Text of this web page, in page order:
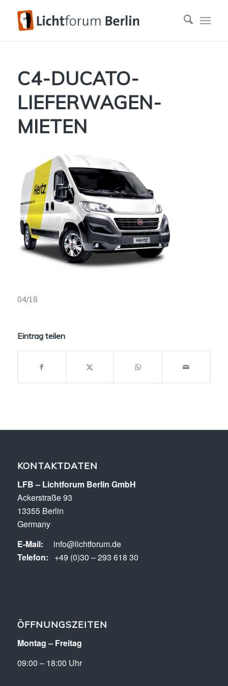
C4-DUCATO-
LIEFERWAGEN-
MIETEN
04/18
Eintrag teilen
KONTAKTDATEN
LFB – Lichtforum Berlin GmbH
Ackerstraße 93
13355 Berlin
Germany
E-Mail: info@lichtforum.de
Telefon: +49 (0)30 – 293 618 30
ÖFFNUNGSZEITEN
Montag – Freitag
09:00 – 18:00 Uhr